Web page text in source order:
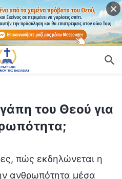
για την ανθρωπότητα;
του Θεού για
πώς εκδηλώνεται η
ανθρωπότητα μέσα